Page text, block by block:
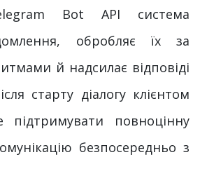
Bot API система
обробляє їх за
й надсилає відповіді
старту діалогу клієнтом
повноцінну
безпосередньо з